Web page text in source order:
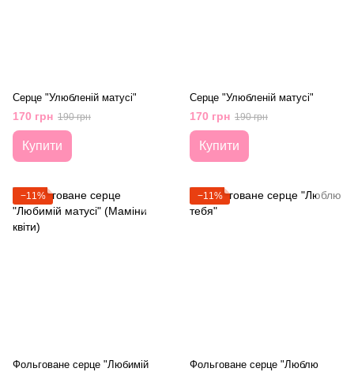
Серце "Улюбленій матусі"
170 грн 190 грн
Купити
Серце "Улюбленій матусі"
170 грн 190 грн
Купити
−11%
Фольговане серце "Любимій
−11%
Фольговане серце "Люблю